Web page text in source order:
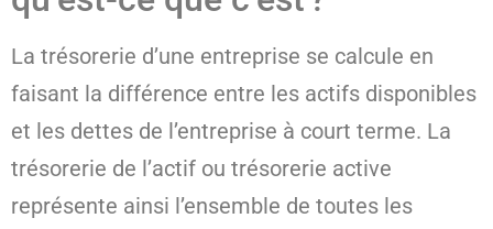
La trésorerie d’une entreprise se calcule en
faisant la différence entre les actifs disponibles
et les dettes de l’entreprise à court terme. La
trésorerie de l’actif ou trésorerie active
représente ainsi l’ensemble de toutes les